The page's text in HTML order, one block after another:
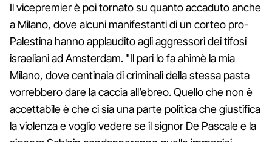
Il vicepremier è poi tornato su quanto accaduto anche
a Milano, dove alcuni manifestanti di un corteo pro-
Palestina hanno applaudito agli aggressori dei tifosi
israeliani ad Amsterdam. "Il pari lo fa ahimè la mia
Milano, dove centinaia di criminali della stessa pasta
vorrebbero dare la caccia all’ebreo. Quello che non è
accettabile è che ci sia una parte politica che giustifica
la violenza e voglio vedere se il signor De Pascale e la